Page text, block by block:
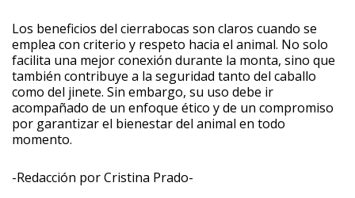
Los beneficios del cierrabocas son claros cuando se
emplea con criterio y respeto hacia el animal. No solo
facilita una mejor conexión durante la monta, sino que
también contribuye a la seguridad tanto del caballo
como del jinete. Sin embargo, su uso debe ir
acompañado de un enfoque ético y de un compromiso
por garantizar el bienestar del animal en todo
momento.
-Redacción por Cristina Prado-